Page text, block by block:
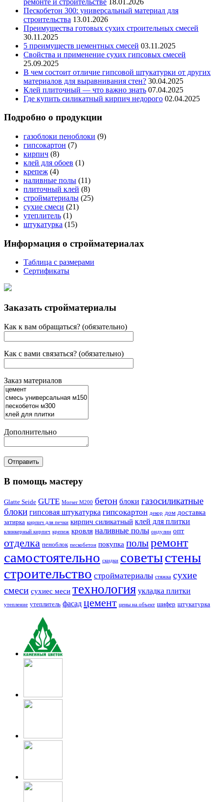
Пескобетон 300: универсальный материал для
строительства 13.01.2026
Преимущества готовых сухих строительных смесей
30.11.2025
5 преимуществ цементных смесей 03.11.2025
Свойства и применение сухих гипсовых смесей
25.09.2025
В чем состоит отличие гипсовой штукатурки от других
материалов для выравнивания стен? 30.04.2025
Клей плиточный — что важно знать 07.04.2025
Где купить силикатный кирпич недорого 02.04.2025
Подробно о продукции
газоблоки пеноблоки (9)
гипсокартон (7)
кирпич (8)
клей для обоев (1)
крепеж (4)
наливные полы (11)
плиточный клей (8)
стройматериалы (25)
сухие смеси (21)
утеплитель (1)
штукатурка (15)
Информация о стройматериалах
Таблица с размерами
Сертификаты
Заказать стройматериалы
Как к вам обращаться? (обязательно)
Как с вами связаться? (обязательно)
Заказ материалов
Дополнительно
В помощь мастеру
Glatte Seide GUTE Morser M200 бетон блоки газосиликатные
блоки гипсовая штукатурка гипсокартон декор дом доставка
затирка кирпич для печки кирпич силикатный клей для плитки
клинкерный кирпич крепеж кровля наливные полы ондулин опт
отделка пеноблок пескобетон покупка полыремонт
самостоятельно скидки советыстены
строительство стройматериалы стяжка сухие
смеси сухиес меси технология укладка плитки
утепление утеплитель фасад цемент цены на объект шифер штукатурка